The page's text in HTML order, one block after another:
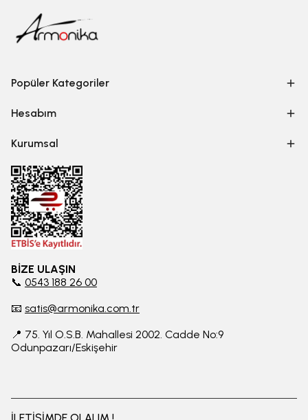
Popüler Kategoriler
Hesabım
Kurumsal
BİZE ULAŞIN
📞 0543 188 26 00
📧 satis@armonika.com.tr
📍 75. Yıl O.S.B. Mahallesi 2002. Cadde No:9
Odunpazarı/Eskişehir